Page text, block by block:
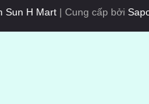
Sun H Mart| Cung cấp bởi